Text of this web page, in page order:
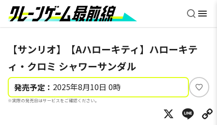
【サンリオ】【Aハローキティ】ハローキテ
ィ・クロミ シャワーサンダル
発売予定： 2025年8月10日 0時
※実際の発売日はサービスをご確認ください。
い
ね
X